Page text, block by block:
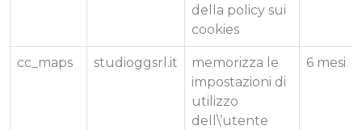
della policy sui
cookies
cc_maps studioggsrl.it
memorizza le
impostazioni di
utilizzo
dell\’utente
6 mesi